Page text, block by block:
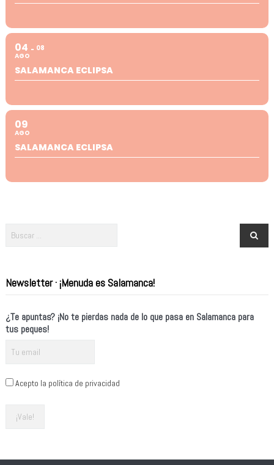
04
AGO
08
SALAMANCA ECLIPSA
09
AGO
SALAMANCA ECLIPSA
Newsletter · ¡Menuda es Salamanca!
¿Te apuntas? ¡No te pierdas nada de lo que pasa en Salamanca para
tus peques!
Acepto la política de privacidad